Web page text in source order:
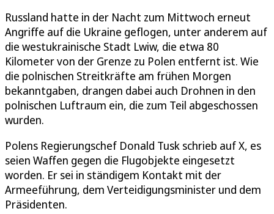
Russland hatte in der Nacht zum Mittwoch erneut
Angriffe auf die Ukraine geflogen, unter anderem auf
die westukrainische Stadt Lwiw, die etwa 80
Kilometer von der Grenze zu Polen entfernt ist. Wie
die polnischen Streitkräfte am frühen Morgen
bekanntgaben, drangen dabei auch Drohnen in den
polnischen Luftraum ein, die zum Teil abgeschossen
wurden.
Polens Regierungschef Donald Tusk schrieb auf X, es
seien Waffen gegen die Flugobjekte eingesetzt
worden. Er sei in ständigem Kontakt mit der
Armeeführung, dem Verteidigungsminister und dem
Präsidenten.